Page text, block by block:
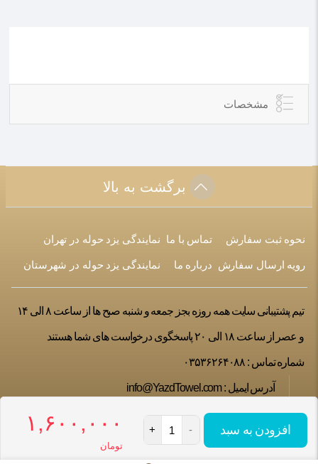
افزودن به سبد -
+ ۱,۶۰۰,۰۰۰
تومان
مشخصات
برگشت به بالا
نحوه ثبت سفارش
رویه ارسال سفارش
تماس با ما
درباره ما
نمایندگی یزد حوله در تهران
نمایندگی یزد حوله در شهرستان
تیم پشتیبانی سایت همه روزه بجز جمعه و شنبه صبح ها از ساعت ۸ الی ۱۴
و عصر از ساعت ۱۸ الی ۲۰ پاسخگوی درخواست های شما هستند
شماره تماس : ۰۳۵۳۶۲۶۴۰۸۸
آدرس ایمیل :info@YazdTowel.com
تمامی حقوق این فروشگاه متعلق به شرکت یزد حوله می باشد